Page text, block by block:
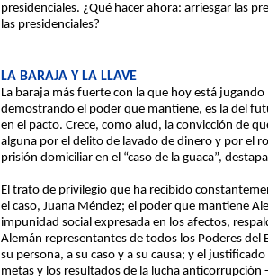
presidenciales. ¿Qué hacer ahora: arriesgar las
las presidenciales?
LA BARAJA Y LA LLAVE
La baraja más fuerte con la que hoy está
demostrando el poder que mantiene, es la del
en el pacto. Crece, como alud, la convicción de
alguna por el delito de lavado de dinero y por el
prisión domiciliar en el “caso de la guaca”,
El trato de privilegio que ha recibido
el caso, Juana Méndez; el poder que mantiene
impunidad social expresada en los afectos,
Alemán representantes de todos los Poderes del
su persona, a su caso y a su causa; y el
metas y los resultados de la lucha anticorrupción